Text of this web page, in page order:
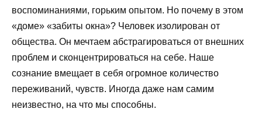
воспоминаниями, горьким опытом. Но почему в этом
«доме» «забиты окна»? Человек изолирован от
общества. Он мечтаем абстрагироваться от внешних
проблем и сконцентрироваться на себе. Наше
сознание вмещает в себя огромное количество
переживаний, чувств. Иногда даже нам самим
неизвестно, на что мы способны.